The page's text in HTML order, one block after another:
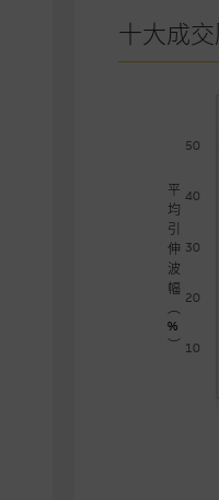
十大成
10
20
30
40
50
平
均
引
伸
波
幅
︵
%
︶